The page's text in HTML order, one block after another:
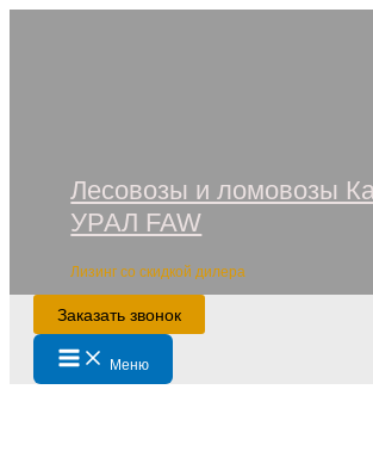
Лесовозы и ломовозы
УРАЛ FAW
Лизинг со скидкой дилера
Заказать звонок
Main
Menu Меню